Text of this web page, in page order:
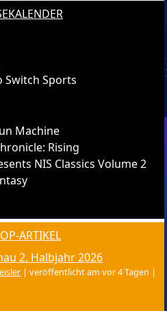
Switch Sports
Machine
Rising
NIS Classics Volume 2
ARTIKEL
2. Halbjahr 2026
|veröffentlicht am vor 4 Tagen |